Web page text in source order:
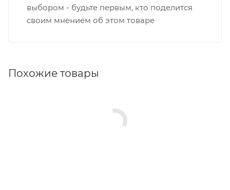
выбором - будьте первым, кто поделится
своим мнением об этом товаре
Похожие товары